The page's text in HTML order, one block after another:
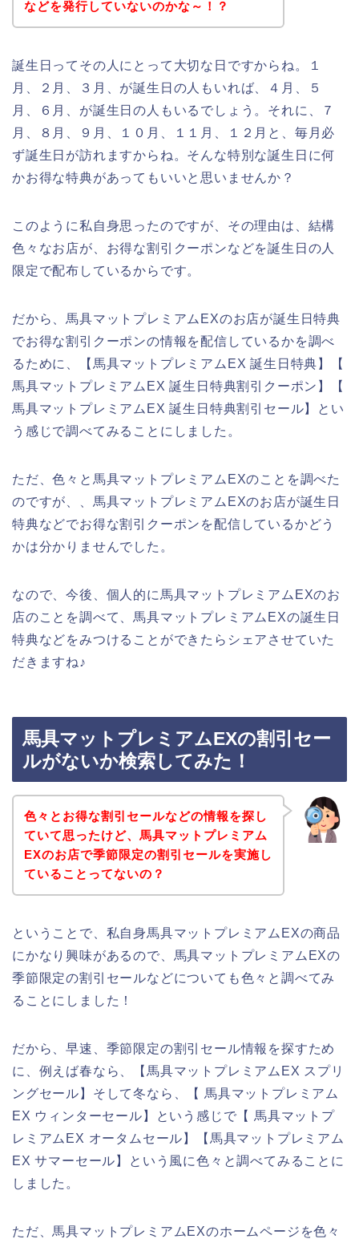
などを発行していないのかな～！？
誕生日ってその人にとって大切な日ですからね。１
月、２月、３月、が誕生日の人もいれば、４月、５
月、６月、が誕生日の人もいるでしょう。それに、７
月、８月、９月、１０月、１１月、１２月と、毎月必
ず誕生日が訪れますからね。そんな特別な誕生日に何
かお得な特典があってもいいと思いませんか？
このように私自身思ったのですが、その理由は、結構
色々なお店が、お得な割引クーポンなどを誕生日の人
限定で配布しているからです。
だから、馬具マットプレミアムEXのお店が誕生日特典
でお得な割引クーポンの情報を配信しているかを調べ
るために、【馬具マットプレミアムEX 誕生日特典】【
馬具マットプレミアムEX 誕生日特典割引クーポン】【
馬具マットプレミアムEX 誕生日特典割引セール】とい
う感じで調べてみることにしました。
ただ、色々と馬具マットプレミアムEXのことを調べた
のですが、、馬具マットプレミアムEXのお店が誕生日
特典などでお得な割引クーポンを配信しているかどう
かは分かりませんでした。
なので、今後、個人的に馬具マットプレミアムEXのお
店のことを調べて、馬具マットプレミアムEXの誕生日
特典などをみつけることができたらシェアさせていた
だきますね♪
馬具マットプレミアムEXの割引セー
ルがないか検索してみた！
色々とお得な割引セールなどの情報を探し
ていて思ったけど、馬具マットプレミアム
EXのお店で季節限定の割引セールを実施し
ていることってないの？
ということで、私自身馬具マットプレミアムEXの商品
にかなり興味があるので、馬具マットプレミアムEXの
季節限定の割引セールなどについても色々と調べてみ
ることにしました！
だから、早速、季節限定の割引セール情報を探すため
に、例えば春なら、【馬具マットプレミアムEX スプリ
ングセール】そして冬なら、【 馬具マットプレミアム
EX ウィンターセール】という感じで【 馬具マットプ
レミアムEX オータムセール】【馬具マットプレミアム
EX サマーセール】という風に色々と調べてみることに
しました。
ただ、馬具マットプレミアムEXのホームページを色々